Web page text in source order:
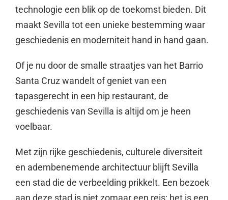
technologie een blik op de toekomst bieden. Dit
maakt Sevilla tot een unieke bestemming waar
geschiedenis en moderniteit hand in hand gaan.
Of je nu door de smalle straatjes van het Barrio
Santa Cruz wandelt of geniet van een
tapasgerecht in een hip restaurant, de
geschiedenis van Sevilla is altijd om je heen
voelbaar.
Met zijn rijke geschiedenis, culturele diversiteit
en adembenemende architectuur blijft Sevilla
een stad die de verbeelding prikkelt. Een bezoek
aan deze stad is niet zomaar een reis; het is een